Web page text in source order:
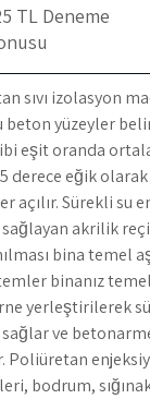
TL Deneme
sıvı izolasyon
beton yüzeyler
eşit oranda
derece eğik
açılır. Sürekli su
akrilik
bina temel
binanız
yerleştirilerek
ve
Poliüretan
bodrum,